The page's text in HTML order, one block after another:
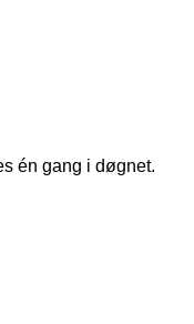
én gang i døgnet.